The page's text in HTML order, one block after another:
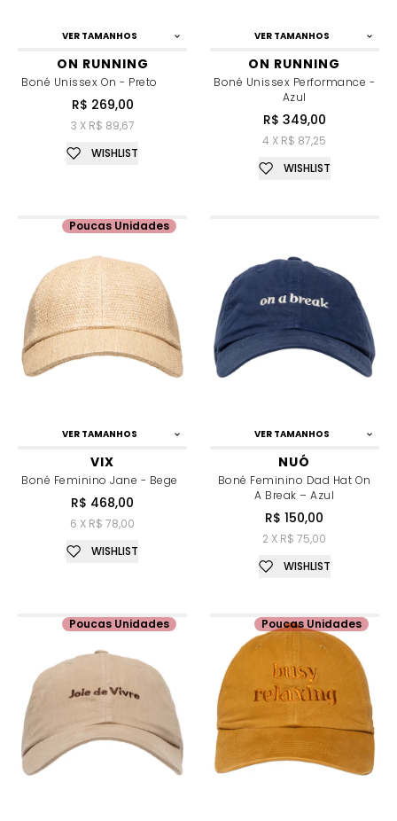
VER TAMANHOS
ON RUNNING
Boné Unissex On - Preto
R$ 269,00
3 X R$ 89,67
WISHLIST
VER TAMANHOS
ON RUNNING
Boné Unissex Performance -
Azul
R$ 349,00
4 X R$ 87,25
WISHLIST
VER TAMANHOS
VIX
Boné Feminino Jane - Bege
R$ 468,00
6 X R$ 78,00
Poucas Unidades
WISHLIST
VER TAMANHOS
NUÓ
Boné Feminino Dad Hat On
A Break – Azul
R$ 150,00
2 X R$ 75,00
WISHLIST
Poucas Unidades Poucas Unidades